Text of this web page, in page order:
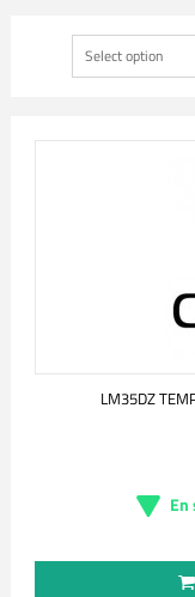
Select option
LM35DZ